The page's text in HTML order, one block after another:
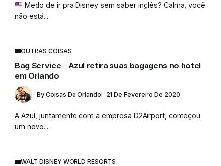
Medo de ir pra Disney sem saber inglês? Calma, você
não está...
OUTRAS COISAS
Bag Service – Azul retira suas bagagens no hotel
em Orlando
By Coisas De Orlando 21 De Fevereiro De 2020
A Azul, juntamente com a empresa D2Airport, começou
um novo...
WALT DISNEY WORLD RESORTS